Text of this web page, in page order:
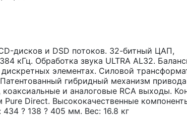
дисков и DSD потоков. 32-битный ЦАП,
кГц. Обработка звука ULTRA AL32.
дискретных элементах. Силовой
гибридный механизм
коаксиальные и аналоговые RCA выходы.
Direct. Высококачественные
? 138 ? 405 мм. Вес: 16.8 кг